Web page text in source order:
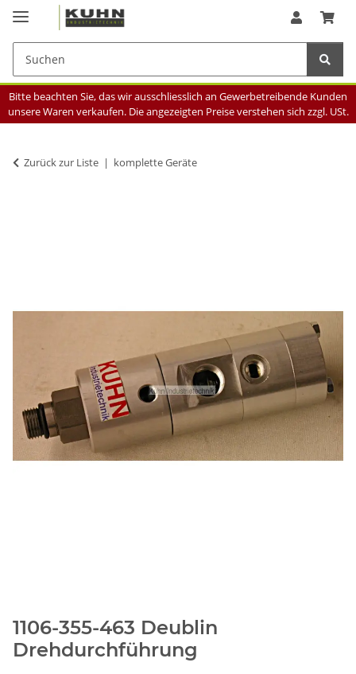
Bitte beachten Sie, das wir ausschliesslich an Gewerbetreibende Kunden
unsere Waren verkaufen. Die angezeigten Preise verstehen sich zzgl. USt.
Zurück zur Liste komplette Geräte
1106-355-463 Deublin
Drehdurchführung